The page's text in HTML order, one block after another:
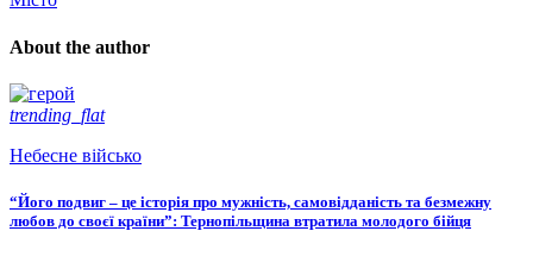
About the author
trending_flat
Небесне військо
“Його подвиг – це історія про мужність, самовідданість та безмежну
любов до своєї країни”: Тернопільщина втратила молодого бійця